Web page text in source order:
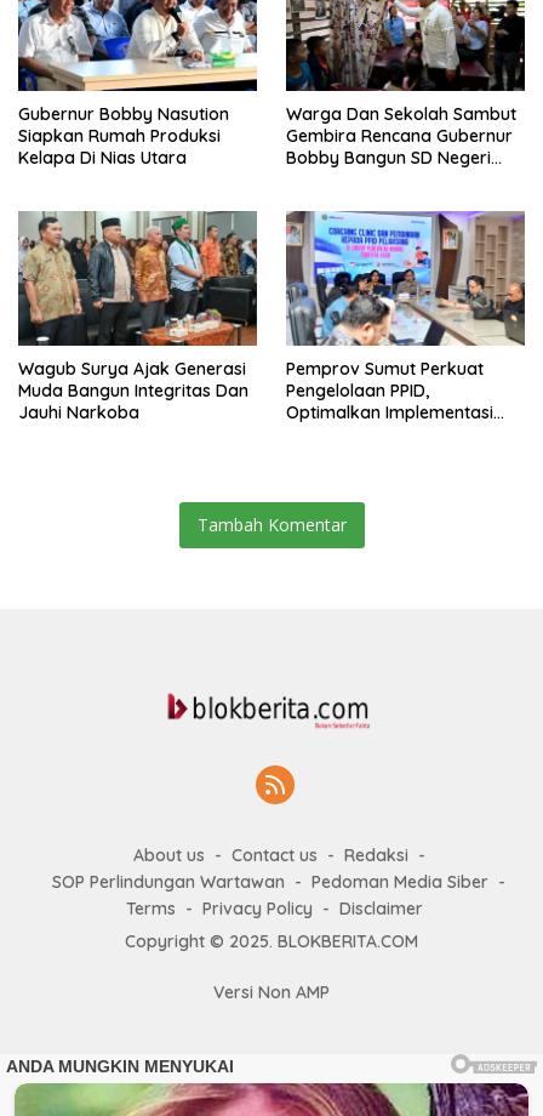
Gubernur Bobby Nasution
Siapkan Rumah Produksi
Kelapa Di Nias Utara
Warga Dan Sekolah Sambut
Gembira Rencana Gubernur
Bobby Bangun SD Negeri
Wagub Surya Ajak Generasi
Muda Bangun Integritas Dan
Jauhi Narkoba
Pemprov Sumut Perkuat
Pengelolaan PPID,
Optimalkan Implementasi
Tambah Komentar
About us Contact us
Redaksi
SOP Perlindungan Wartawan
Pedoman Media Siber
Terms
Privacy Policy
Disclaimer
Copyright © 2025. BLOKBERITA.COM
Versi Non AMP